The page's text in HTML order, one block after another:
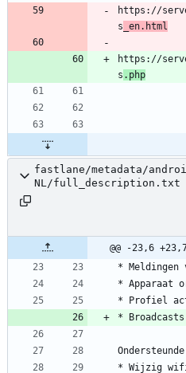
https://
s _en.html
https://
s .php
fastlane/metadata/
NL/full_description.txt
@@ -23,6